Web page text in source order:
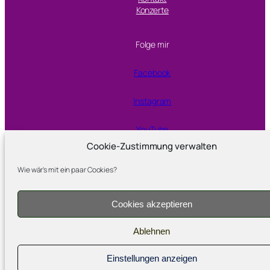
Cookie-Zustimmung verwalten
Wie wär's mit ein paar Cookies?
Cookies akzeptieren
Ablehnen
Einstellungen anzeigen
Konzerte
Folge mir
Facebook
Instagram
YouTube
Proudly powered by